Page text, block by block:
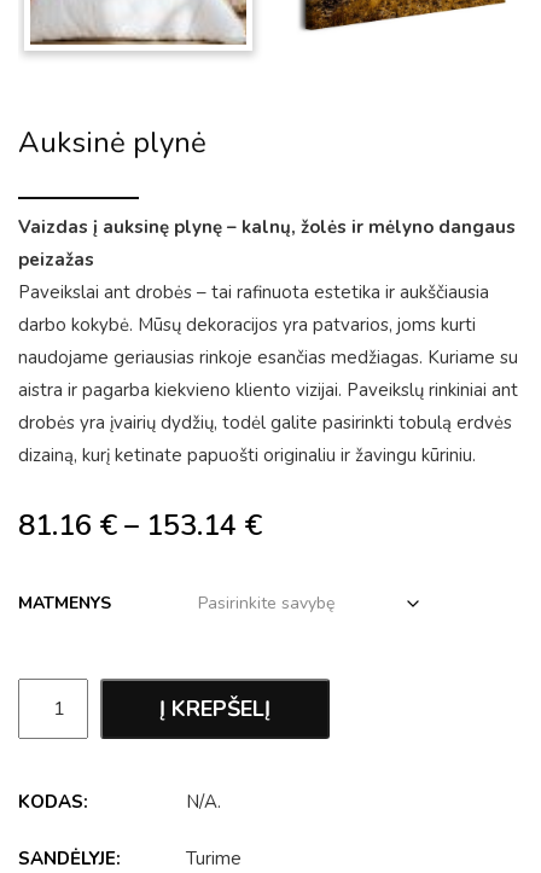
Auksinė plynė
Vaizdas į auksinę plynę – kalnų, žolės ir mėlyno dangaus
peizažas
Paveikslai ant drobės – tai rafinuota estetika ir aukščiausia
darbo kokybė. Mūsų dekoracijos yra patvarios, joms kurti
naudojame geriausias rinkoje esančias medžiagas. Kuriame su
aistra ir pagarba kiekvieno kliento vizijai. Paveikslų rinkiniai ant
drobės yra įvairių dydžių, todėl galite pasirinkti tobulą erdvės
dizainą, kurį ketinate papuošti originaliu ir žavingu kūriniu.
81.16 €– 153.14 €
MATMENYS
Į KREPŠELĮ
KODAS: N/A.
SANDĖLYJE: Turime